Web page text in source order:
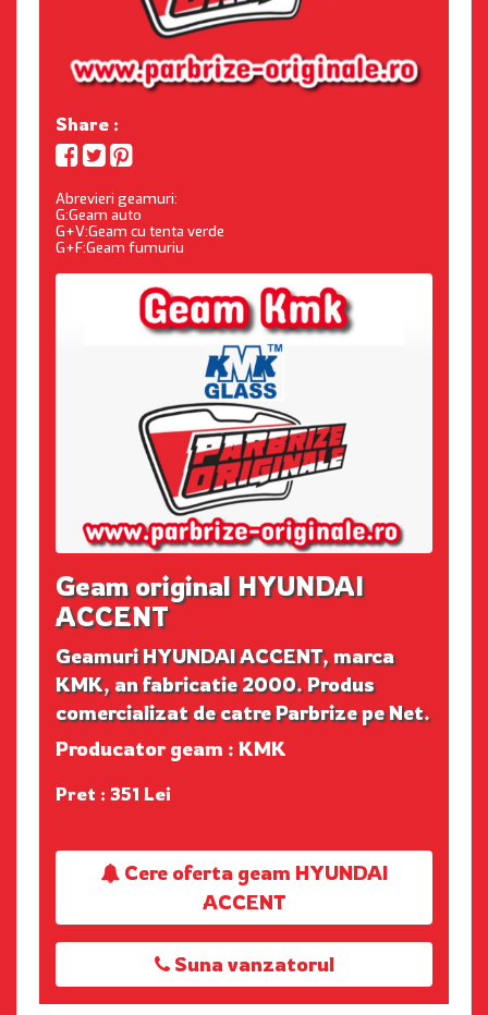
Share :
Abrevieri geamuri:
G:Geam auto
G+V:Geam cu tenta verde
G+F:Geam fumuriu
Geam original HYUNDAI
ACCENT
Geamuri HYUNDAI ACCENT, marca
KMK, an fabricatie 2000. Produs
comercializat de catre Parbrize pe Net.
Producator geam : KMK
Pret : 351 Lei
Cere oferta geam HYUNDAI
ACCENT
Suna vanzatorul